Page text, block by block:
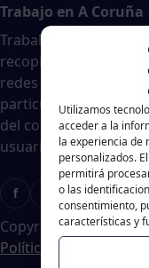
Utilizamos
acceder a la
la experiencia de
personalizados.
permitirá
o las
consentimiento,
características y
Trabajo en A Coruña
Traballar na costa es
recopiladas de
redes sociales,
particulares, no nos
del contenido ni de
usuarios deberán
f T Ig
Copyright © 2024
Política de cookies